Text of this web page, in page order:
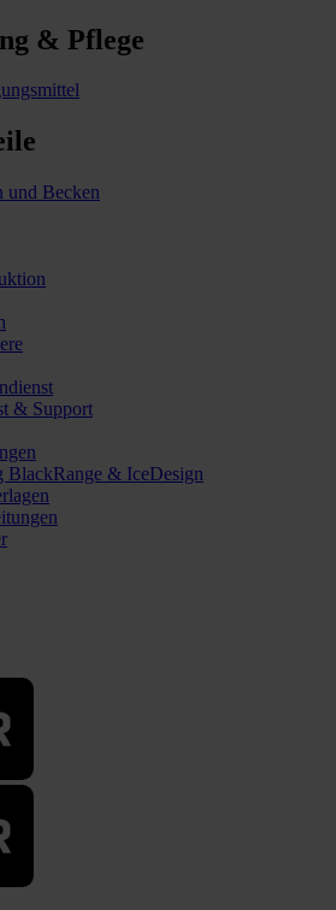
& Pflege
und Becken
& Support
BlackRange & IceDesign